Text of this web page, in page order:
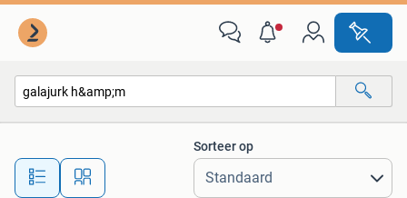
Alle afstanden…
Sorteer op